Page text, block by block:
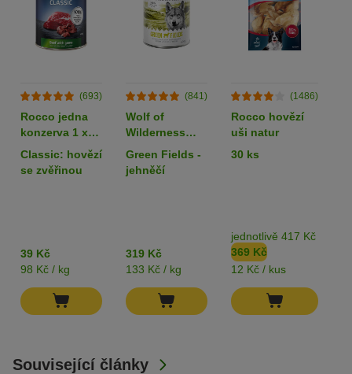
Související články
(693)
Rocco jedna
konzerva 1 x
400 g
Classic: hovězí
se zvěřinou
39 Kč
98 Kč / kg
(841)
Wolf of
Wilderness
Adult 6 x 400 g
- single protein
Green Fields -
jehněčí
319 Kč
133 Kč / kg
(1486)
Rocco hovězí
uši natur
30 ks
jednotlivě 417 Kč
369 Kč
12 Kč / kus